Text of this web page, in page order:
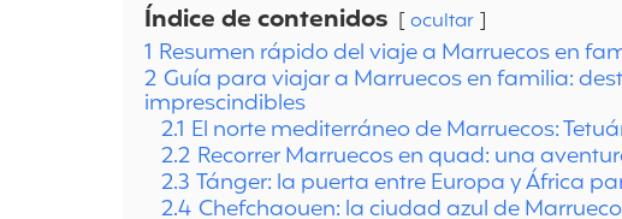
Índice de contenidos ocultar
1 Resumen rápido del viaje a Marruecos en
2 Guía para viajar a Marruecos en familia:
imprescindibles
2.1 El norte mediterráneo de Marruecos:
2.2 Recorrer Marruecos en quad: una
2.3 Tánger: la puerta entre Europa y África
2.4 Chefchaouen: la ciudad azul de